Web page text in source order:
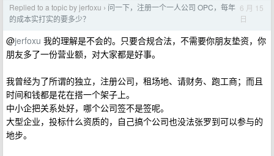
Replied to a topic by jerfoxu › 问一下，注册一个一人公司 OPC，每年
的成本实打实的要多少？
6 月 15
日
@jerfoxu 我的理解是不会的。只要合规合法，不需要你朋友垫资，你
朋友多了一份营业额，对大家都是好事。
我曾经为了所谓的独立，注册公司，租场地、请财务、跑工商；而且
时间和钱都是花在搭一个架子上。
中小企把关系处好，哪个公司签不是签呢。
大型企业，投标什么资质的，自己搞个公司也没法张罗到可以参与的
地步。